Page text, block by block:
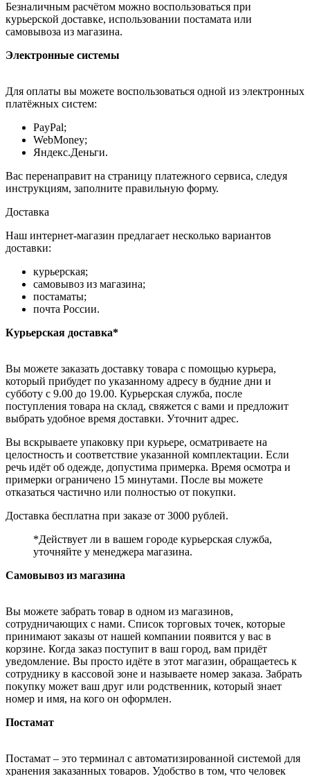
Безналичным расчётом можно воспользоваться при
курьерской доставке, использовании постамата или
самовывоза из магазина.
Электронные системы
Для оплаты вы можете воспользоваться одной из электронных
платёжных систем:
PayPal;
WebMoney;
Яндекс.Деньги.
Вас перенаправит на страницу платежного сервиса, следуя
инструкциям, заполните правильную форму.
Доставка
Наш интернет-магазин предлагает несколько вариантов
доставки:
курьерская;
самовывоз из магазина;
постаматы;
почта России.
Курьерская доставка*
Вы можете заказать доставку товара с помощью курьера,
который прибудет по указанному адресу в будние дни и
субботу с 9.00 до 19.00. Курьерская служба, после
поступления товара на склад, свяжется с вами и предложит
выбрать удобное время доставки. Уточнит адрес.
Вы вскрываете упаковку при курьере, осматриваете на
целостность и соответствие указанной комплектации. Если
речь идёт об одежде, допустима примерка. Время осмотра и
примерки ограничено 15 минутами. После вы можете
отказаться частично или полностью от покупки.
Доставка бесплатна при заказе от 3000 рублей.
*Действует ли в вашем городе курьерская служба,
уточняйте у менеджера магазина.
Самовывоз из магазина
Вы можете забрать товар в одном из магазинов,
сотрудничающих с нами. Список торговых точек, которые
принимают заказы от нашей компании появится у вас в
корзине. Когда заказ поступит в ваш город, вам придёт
уведомление. Вы просто идёте в этот магазин, обращаетесь к
сотруднику в кассовой зоне и называете номер заказа. Забрать
покупку может ваш друг или родственник, который знает
номер и имя, на кого он оформлен.
Постамат
Постамат – это терминал с автоматизированной системой для
хранения заказанных товаров. Удобство в том, что человек